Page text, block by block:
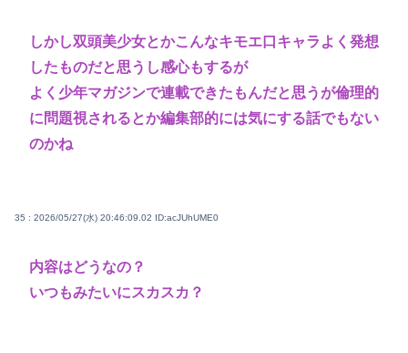
しかし双頭美少女とかこんなキモエ口キャラよく発想
したものだと思うし感心もするが
よく少年マガジンで連載できたもんだと思うが倫理的
に問題視されるとか編集部的には気にする話でもない
のかね
35 : 2026/05/27(水) 20:46:09.02 ID:acJUhUME0
内容はどうなの？
いつもみたいにスカスカ？